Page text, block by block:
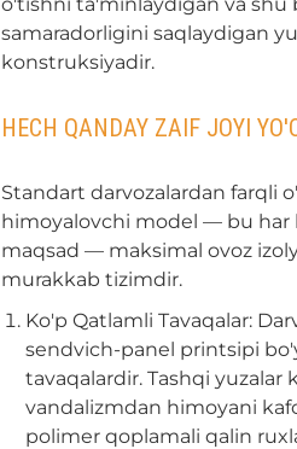
samaradorligini saqlaydigan
konstruksiyadir.
HECH QANDAY ZAIF JOYI
Standart darvozalardan farqli
himoyalovchi model — bu
maqsad — maksimal ovoz
murakkab tizimdir.
Ko'p Qatlamli Tavaqalar:
sendvich-panel printsipi
tavaqalardir. Tashqi yuzalar
vandalizmdan himoyani
polimer qoplamali qalin